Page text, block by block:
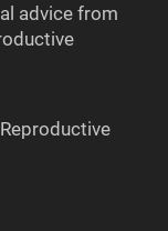
advice from